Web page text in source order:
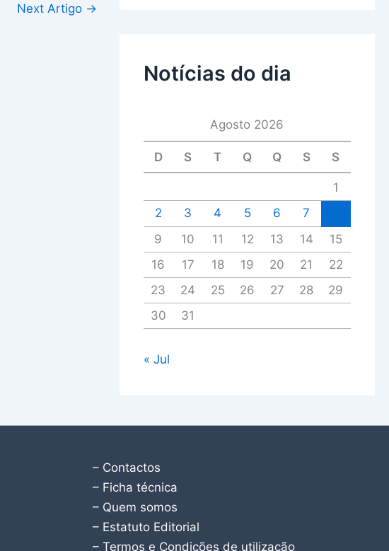
Next Artigo →
Notícias do dia
Agosto 2026
D S T Q Q S S
1
2
3 4 5 6 7
9
10 11 12 13 14
15
16
17 18 19 20 21
22
23
24 25 26 27 28
29
30
31
« Jul
– Contactos
– Ficha técnica
– Quem somos
– Estatuto Editorial
– Termos e Condições de utilização